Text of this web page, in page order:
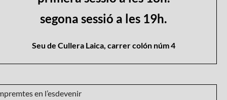
segona sessió a les 19h.
Seu de Cullera Laica, carrer colón núm 4
en l’esdevenir